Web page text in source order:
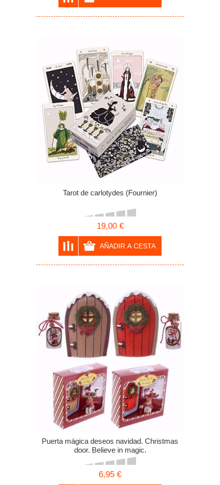
Tarot de carlotydes (Fournier)
19,00 €
Puerta mágica deseos navidad. Christmas
door. Believe in magic.
6,95 €